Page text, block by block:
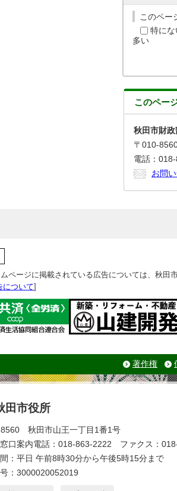
このペー
特にな
多い
このペー
秋田市財
〒010-
電話：
お問
ページに掲載されている広告については、秋田
について]
著作権
田市役所
秋田市山王一丁目1番1号
口案内電話：018-863-2222 ファクス：
：平日 午前8時30分から午後5時15分まで
：3000020052019